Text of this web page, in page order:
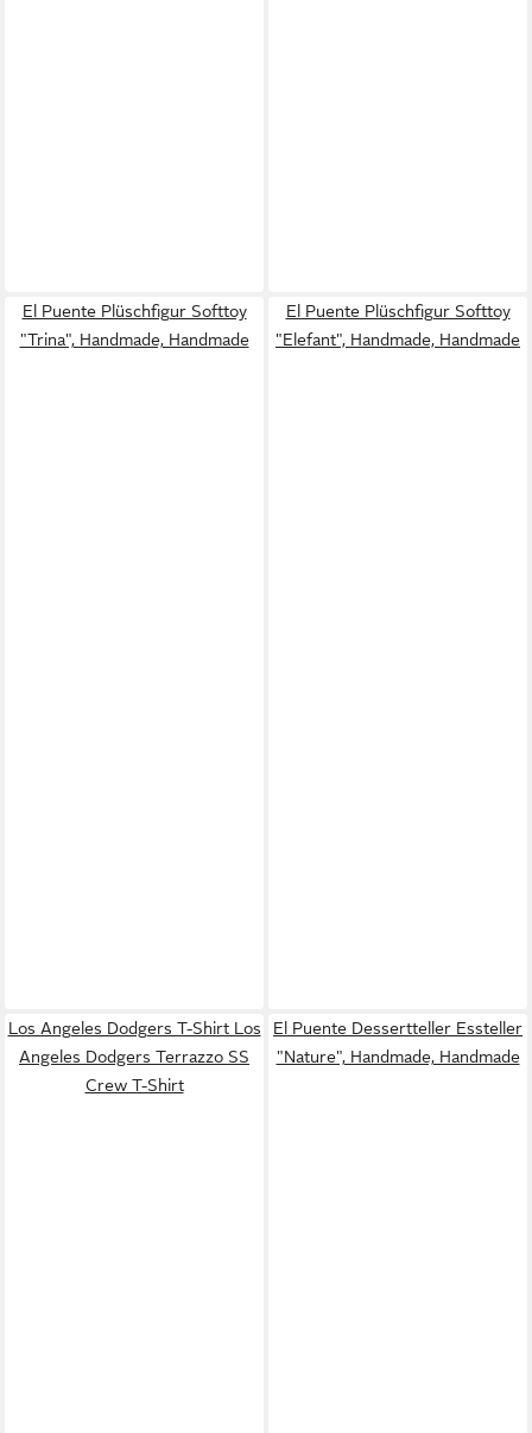
El Puente Plüschfigur Softtoy
"Trina", Handmade, Handmade
El Puente Plüschfigur Softtoy
"Elefant", Handmade, Handmade
Los Angeles Dodgers T-Shirt Los
Angeles Dodgers Terrazzo SS
Crew T-Shirt
El Puente Dessertteller Essteller
"Nature", Handmade, Handmade